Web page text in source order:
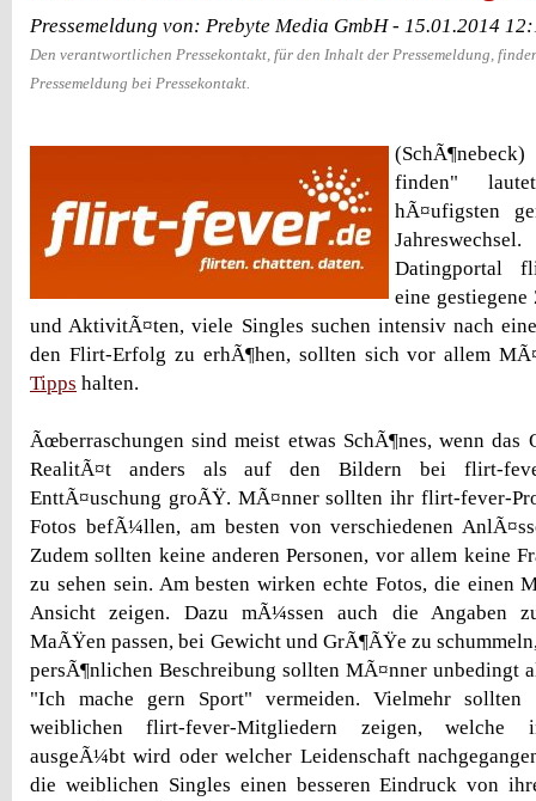
Pressemeldung von: Prebyte Media GmbH - 15.01.2014
Den verantwortlichen Pressekontakt, für den Inhalt der Pressemeldung,
Pressemeldung bei Pressekontakt.
finden"
hÃ¤ufigsten
Datingportal
eine
und AktivitÃ¤ten, viele Singles suchen intensiv nach
den Flirt-Erfolg zu erhÃ¶hen, sollten sich vor allem
Tipps halten.
Ãœberraschungen sind meist etwas SchÃ¶nes, wenn das
RealitÃ¤t anders als auf den Bildern bei flirt-
EnttÃ¤uschung groÃŸ. MÃ¤nner sollten ihr flirt-fever-
Fotos befÃ¼llen, am besten von verschiedenen
Zudem sollten keine anderen Personen, vor allem keine
zu sehen sein. Am besten wirken echte Fotos, die einen
Ansicht zeigen. Dazu mÃ¼ssen auch die Angaben
MaÃŸen passen, bei Gewicht und GrÃ¶ÃŸe zu
persÃ¶nlichen Beschreibung sollten MÃ¤nner unbedingt
"Ich mache gern Sport" vermeiden. Vielmehr sollten
weiblichen flirt-fever-Mitgliedern zeigen, welche
ausgeÃ¼bt wird oder welcher Leidenschaft
die weiblichen Singles einen besseren Eindruck von